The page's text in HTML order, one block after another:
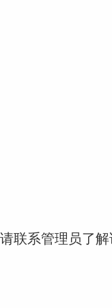
联系管理员了